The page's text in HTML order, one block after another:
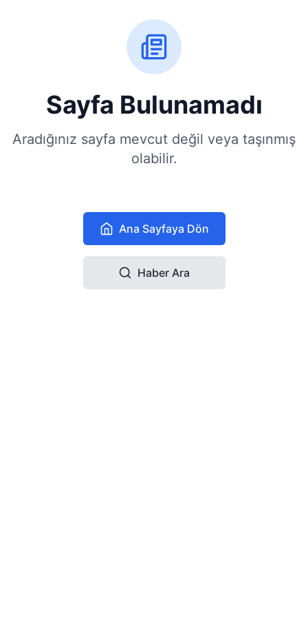
Sayfa Bulunamadı
Aradığınız sayfa mevcut değil veya taşınmış
olabilir.
Ana Sayfaya Dön
Haber Ara